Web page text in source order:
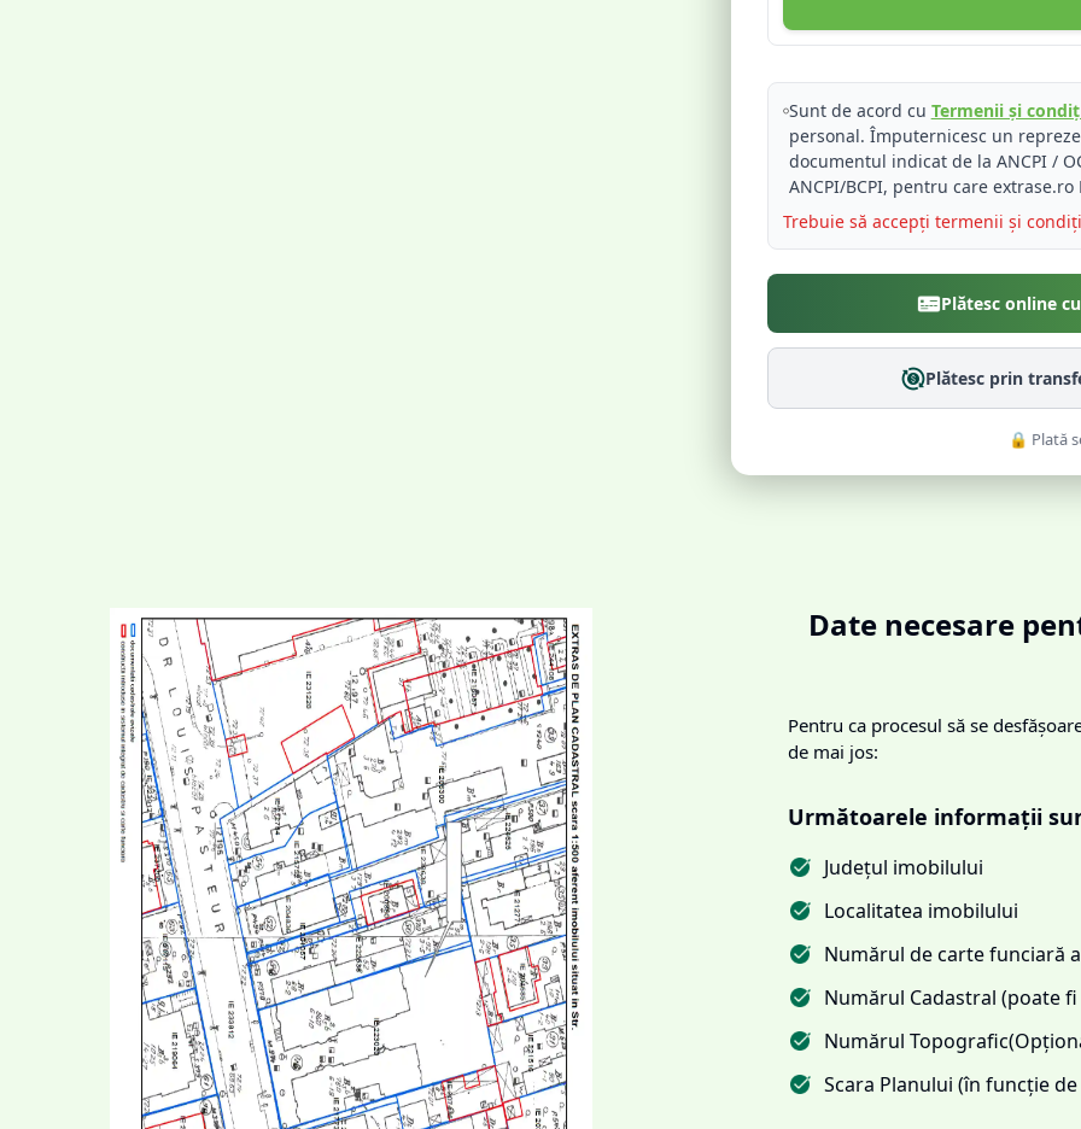
Sunt de acord cu Termenii și
personal. Împuternicesc un
documentul indicat de la ANCPI /
ANCPI/BCPI, pentru care
Trebuie să accepți termenii și
Plătesc online
Plătesc prin
🔒 Plată
Date necesare
Pentru ca procesul să se
de mai jos:
Următoarele informații
Județul imobilului
Localitatea imobilului
Numărul de carte funciară
Numărul Cadastral (poate
Numărul
Scara Planului (în funcție